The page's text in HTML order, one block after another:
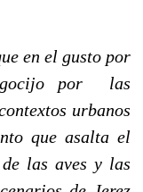
en el gusto por
por las
urbanos
que asalta el
las aves y las